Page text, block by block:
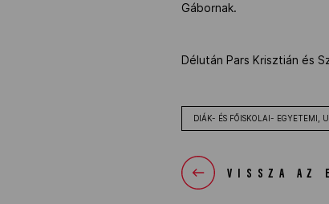
Gábornak.
Délután Pars Krisztián és
DIÁK- ÉS FŐISKOLAI- EGYETEMI,
VISSZA AZ